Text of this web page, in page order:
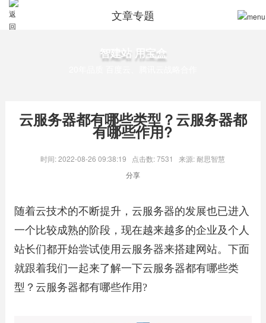
文章专题
智建站 用宝盒
云服务器都有哪些类型？云服务器都
有哪些作用?
时间: 2022-08-26 09:38:19 点击数: 7531
来源: 耐思智慧
分享
随着云技术的不断提升，云服务器的发展也已进入
一个比较成熟的阶段，现在越来越多的企业及个人
站长们都开始尝试使用云服务器来搭建网站。下面
就跟着我们一起来了解一下云服务器都有哪些类
型？云服务器都有哪些作用?